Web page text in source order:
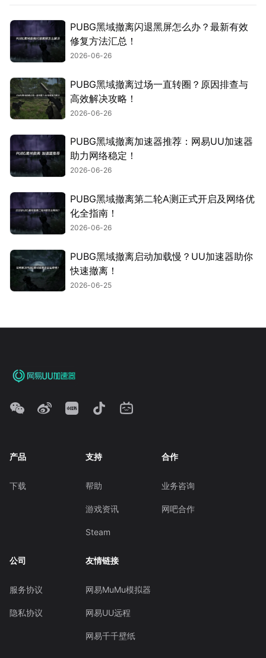
PUBG黑域撤离闪退黑屏怎么办？最新有效
修复方法汇总！
2026-06-26
PUBG黑域撤离过场一直转圈？原因排查与
高效解决攻略！
2026-06-26
PUBG黑域撤离加速器推荐：网易UU加速器
助力网络稳定！
2026-06-26
PUBG黑域撤离第二轮A测正式开启及网络优
化全指南！
2026-06-26
PUBG黑域撤离启动加载慢？UU加速器助你
快速撤离！
2026-06-25
产品
下载
支持
帮助
游戏资讯
Steam
合作
业务咨询
网吧合作
公司
服务协议
隐私协议
友情链接
网易MuMu模拟器
网易UU远程
网易千千壁纸